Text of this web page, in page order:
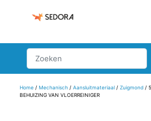
Home/ Mechanisch/ Aansluitmateriaal/ Zuigmond/
BEHUIZING VAN VLOERREINIGER